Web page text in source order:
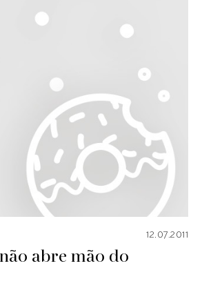
12.07.2011
abre mão do